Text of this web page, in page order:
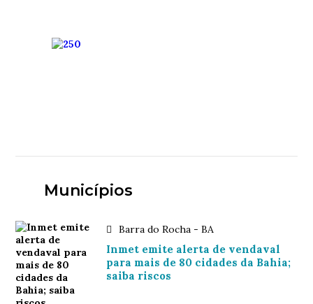
Municípios
Barra do Rocha - BA
Inmet emite alerta de vendaval
para mais de 80 cidades da Bahia;
saiba riscos